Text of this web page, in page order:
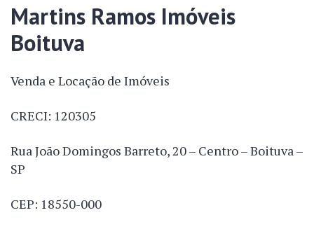
Martins Ramos Imóveis
Boituva
Venda e Locação de Imóveis
CRECI: 120305
Rua João Domingos Barreto, 20 – Centro – Boituva –
SP
CEP: 18550-000